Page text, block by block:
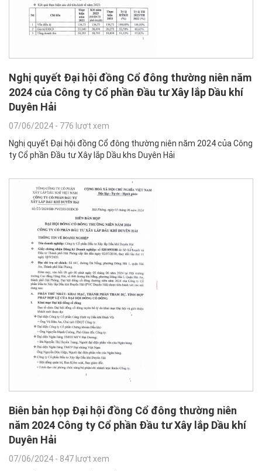
Nghị quyết Đại hội đồng Cổ đông thường niên năm
2024 của Công ty Cổ phần Đầu tư Xây lắp Dầu khí
Duyên Hải
07/06/2024 - 776 lượt xem
Nghị quyết Đại hội đồng Cổ đông thường niên năm 2024 của Công
ty Cổ phần Đầu tư Xây lắp Dầu khs Duyên Hải
Biên bản họp Đại hội đồng Cổ đông thường niên
năm 2024 Công ty Cổ phần Đầu tư Xây lắp Dầu khí
Duyên Hải
07/06/2024 - 847 lượt xem